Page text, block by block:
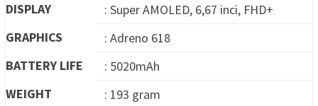
DISPLAY
: Super AMOLED, 6,67 inci, FHD+
GRAPHICS
: Adreno 618
BATTERY LIFE
: 5020mAh
WEIGHT
: 193 gram